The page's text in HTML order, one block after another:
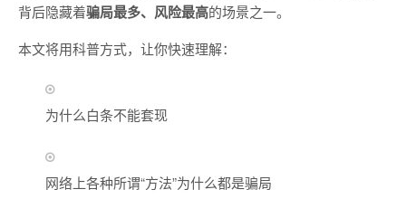
背后隐藏着骗局最多、风险最高的场景之一。
本文将用科普方式，让你快速理解：
为什么白条不能套现
网络上各种所谓“方法”为什么都是骗局